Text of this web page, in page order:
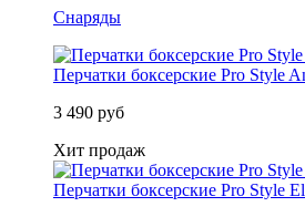
Снаряды
Перчатки боксерские Pro Style
3 490 руб
Хит продаж
Перчатки боксерские Pro Style